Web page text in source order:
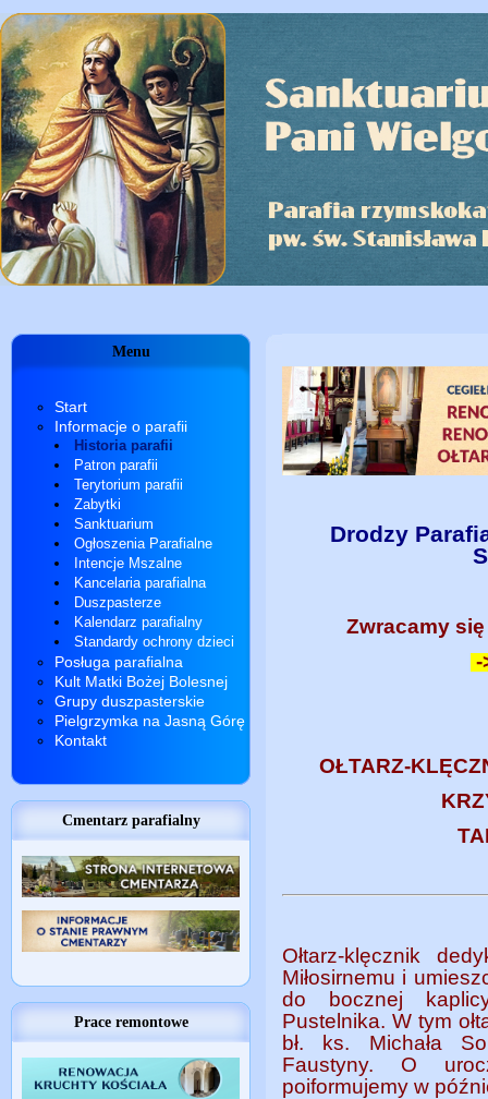
Menu
Start
Informacje o parafii
Historia parafii
Patron parafii
Terytorium parafii
Zabytki
Sanktuarium
Ogłoszenia Parafialne
Intencje Mszalne
Kancelaria parafialna
Duszpasterze
Kalendarz parafialny
Standardy ochrony dzieci
Posługa parafialna
Kult Matki Bożej Bolesnej
Grupy duszpasterskie
Pielgrzymka na Jasną Górę
Kontakt
Cmentarz parafialny
Prace remontowe
Drodzy
Zwracamy
-
OŁTARZ-
Ołtarz-klęcznik
Miłosirnemu i
do bocznej
Pustelnika. W tym
bł. ks. Michała
Faustyny. O
poiformujemy w